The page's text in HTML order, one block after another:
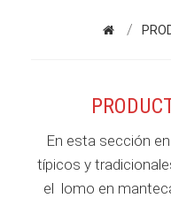
En esta sección
típicos y
el lomo en